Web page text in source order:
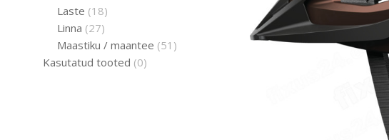
Laste (18)
Linna (27)
Maastiku / maantee (51)
Kasutatud tooted (0)